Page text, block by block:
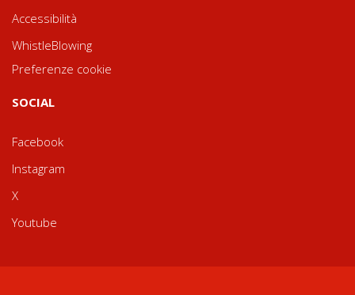
Accessibilità
WhistleBlowing
Preferenze cookie
SOCIAL
Facebook
Instagram
X
Youtube